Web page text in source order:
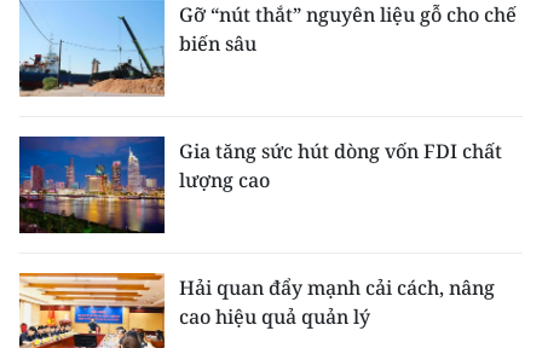
TIN ĐỊA PHƯƠNG
Trung du và miền núi phía Bắc
Đồng bằng sông Hồng
Bắc Trung Bộ
Duyên hải Nam Trung Bộ và Tây
Đông Nam Bộ
Gỡ “nút thắt” nguyên liệu gỗ cho chế
biến sâu
Gia tăng sức hút dòng vốn FDI chất
lượng cao
Hải quan đẩy mạnh cải cách, nâng
cao hiệu quả quản lý